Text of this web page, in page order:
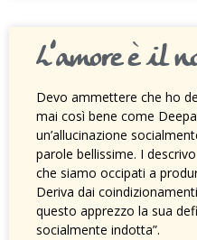
L’amore è il
Devo ammettere che ho
mai così bene come
un’allucinazione
parole bellissime. I
che siamo occipati a
Deriva dai
questo apprezzo la sua
socialmente indotta”.